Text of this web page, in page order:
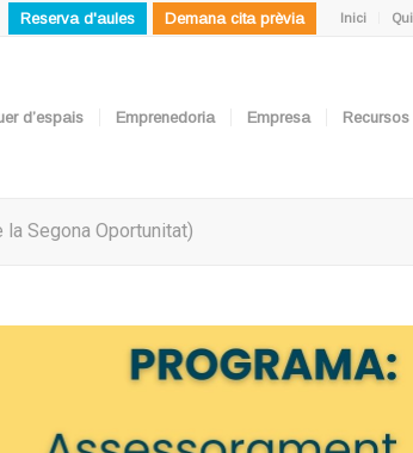
Inici
Reserva d'aules Demana cita prèvia
d’espais Emprenedoria Empresa Recursos
Segona Oportunitat)